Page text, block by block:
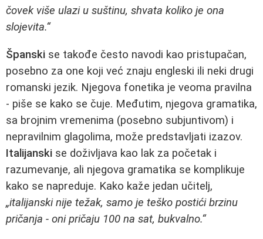
čovek više ulazi u suštinu, shvata koliko je ona
slojevita.“
Španski se takođe često navodi kao pristupačan,
posebno za one koji već znaju engleski ili neki drugi
romanski jezik. Njegova fonetika je veoma pravilna
- piše se kako se čuje. Međutim, njegova gramatika,
sa brojnim vremenima (posebno subjuntivom) i
nepravilnim glagolima, može predstavljati izazov.
Italijanski se doživljava kao lak za početak i
razumevanje, ali njegova gramatika se komplikuje
kako se napreduje. Kako kaže jedan učitelj,
„italijanski nije težak, samo je teško postići brzinu
pričanja - oni pričaju 100 na sat, bukvalno.“